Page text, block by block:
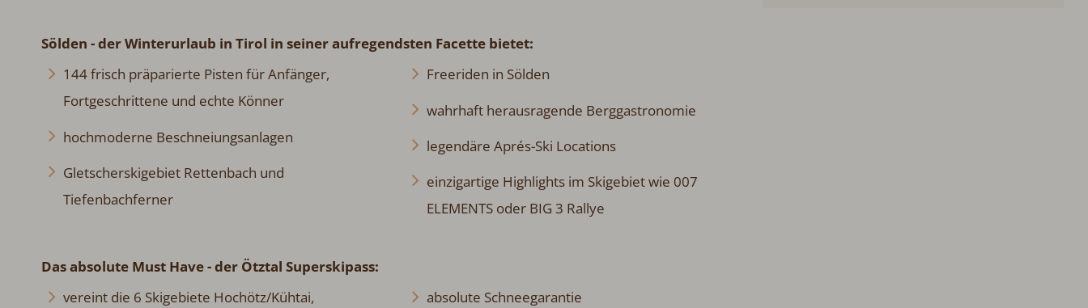
Sölden - der Winterurlaub in Tirol in seiner aufregendsten Facette bietet:
144 frisch präparierte Pisten für Anfänger,
Fortgeschrittene und echte Könner
hochmoderne Beschneiungsanlagen
Gletscherskigebiet Rettenbach und
Tiefenbachferner
Freeriden in Sölden
wahrhaft herausragende Berggastronomie
legendäre Aprés-Ski Locations
einzigartige Highlights im Skigebiet wie 007
ELEMENTS oder BIG 3 Rallye
Das absolute Must Have - der Ötztal Superskipass:
vereint die 6 Skigebiete Hochötz/Kühtai,
absolute Schneegarantie